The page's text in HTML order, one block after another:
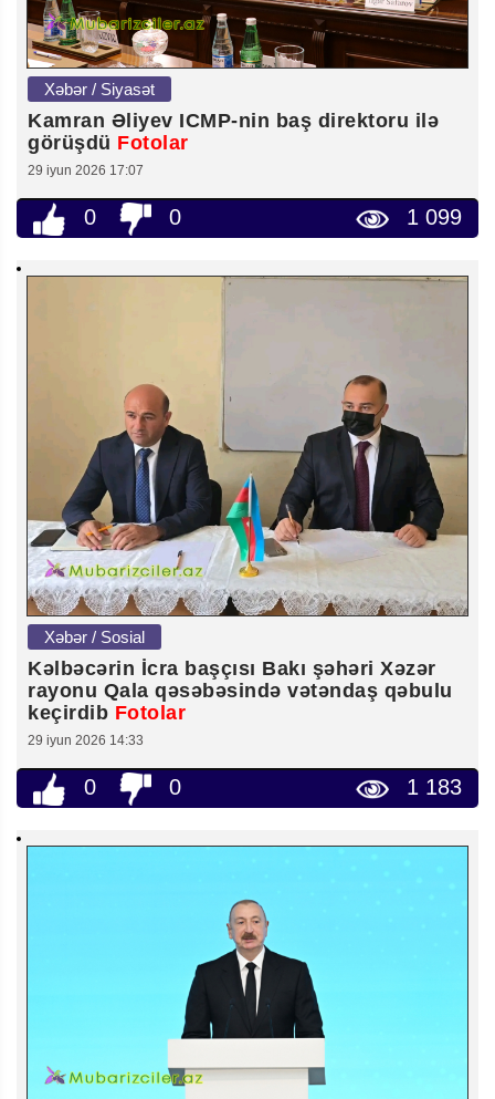
Xəbər / Siyasət
Kamran Əliyev ICMP-nin baş direktoru ilə
görüşdü Fotolar
29 iyun 2026 17:07
0 0 1 099
Xəbər / Sosial
Kəlbəcərin İcra başçısı Bakı şəhəri Xəzər
rayonu Qala qəsəbəsində vətəndaş qəbulu
keçirdib Fotolar
29 iyun 2026 14:33
0 0 1 183